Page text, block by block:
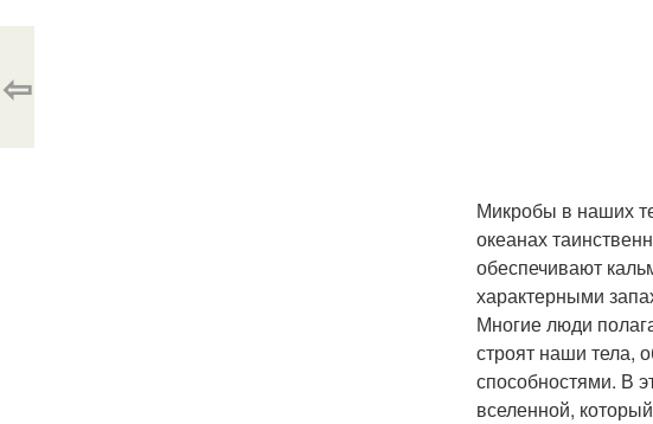
Микробы в наших
океанах
обеспечивают
характерными
Многие люди
строят наши тела,
способностями. В
вселенной,
⇦